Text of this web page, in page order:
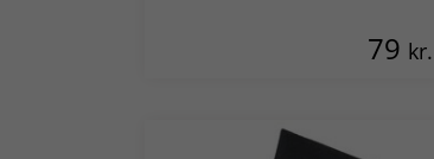
79 kr.